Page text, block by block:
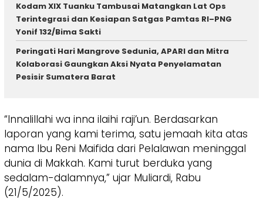
Kodam XIX Tuanku Tambusai Matangkan Lat Ops
Terintegrasi dan Kesiapan Satgas Pamtas RI–PNG
Yonif 132/Bima Sakti
Peringati Hari Mangrove Sedunia, APARI dan Mitra
Kolaborasi Gaungkan Aksi Nyata Penyelamatan
Pesisir Sumatera Barat
“Innalillahi wa inna ilaihi raji’un. Berdasarkan
laporan yang kami terima, satu jemaah kita atas
nama Ibu Reni Maifida dari Pelalawan meninggal
dunia di Makkah. Kami turut berduka yang
sedalam-dalamnya,” ujar Muliardi, Rabu
(21/5/2025).